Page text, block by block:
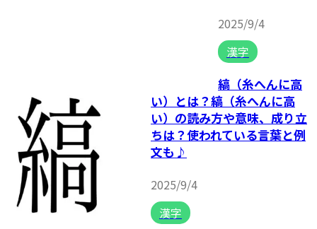
2025/9/4
漢字
縞（糸へんに高
い）とは？縞（糸へんに高
い）の読み方や意味、成り立
ちは？使われている言葉と例
文も♪
2025/9/4
漢字